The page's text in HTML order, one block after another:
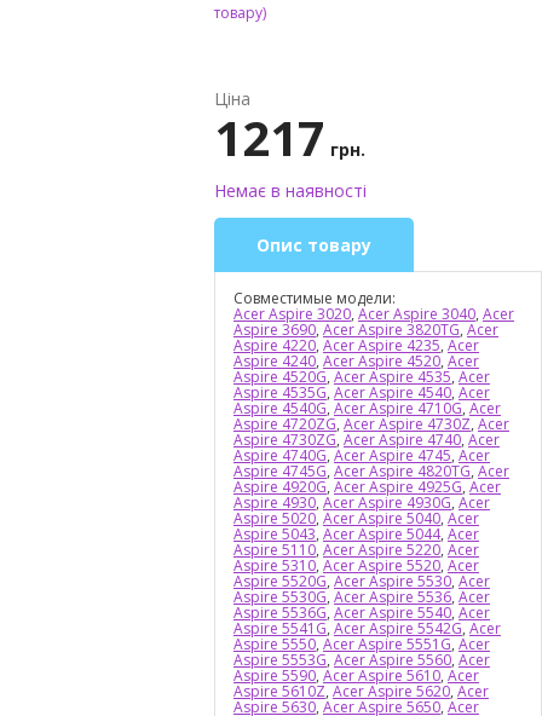
товару)
Ціна
1217 грн.
Немає в наявності
Опис товару
Совместимые модели:
Acer Aspire 3020, Acer Aspire 3040, Acer
Aspire 3690, Acer Aspire 3820TG, Acer
Aspire 4220, Acer Aspire 4235, Acer
Aspire 4240, Acer Aspire 4520, Acer
Aspire 4520G, Acer Aspire 4535, Acer
Aspire 4535G, Acer Aspire 4540, Acer
Aspire 4540G, Acer Aspire 4710G, Acer
Aspire 4720ZG, Acer Aspire 4730Z, Acer
Aspire 4730ZG, Acer Aspire 4740, Acer
Aspire 4740G, Acer Aspire 4745, Acer
Aspire 4745G, Acer Aspire 4820TG, Acer
Aspire 4920G, Acer Aspire 4925G, Acer
Aspire 4930, Acer Aspire 4930G, Acer
Aspire 5020, Acer Aspire 5040, Acer
Aspire 5043, Acer Aspire 5044, Acer
Aspire 5110, Acer Aspire 5220, Acer
Aspire 5310, Acer Aspire 5520, Acer
Aspire 5520G, Acer Aspire 5530, Acer
Aspire 5530G, Acer Aspire 5536, Acer
Aspire 5536G, Acer Aspire 5540, Acer
Aspire 5541G, Acer Aspire 5542G, Acer
Aspire 5550, Acer Aspire 5551G, Acer
Aspire 5553G, Acer Aspire 5560, Acer
Aspire 5590, Acer Aspire 5610, Acer
Aspire 5610Z, Acer Aspire 5620, Acer
Aspire 5630, Acer Aspire 5650, Acer